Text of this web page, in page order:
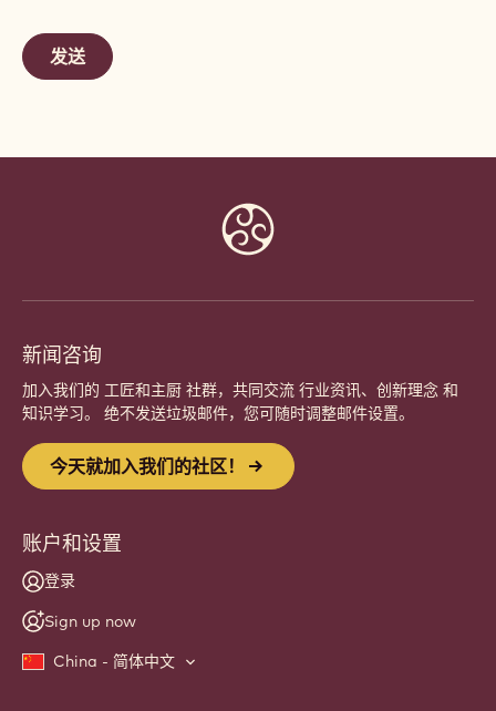
新闻咨询
加入我们的 工匠和主厨 社群，共同交流 行业资讯、创新理念 和
知识学习。 绝不发送垃圾邮件，您可随时调整邮件设置。
今天就加入我们的社区！
账户和设置
登录
Sign up now
China - 简体中文